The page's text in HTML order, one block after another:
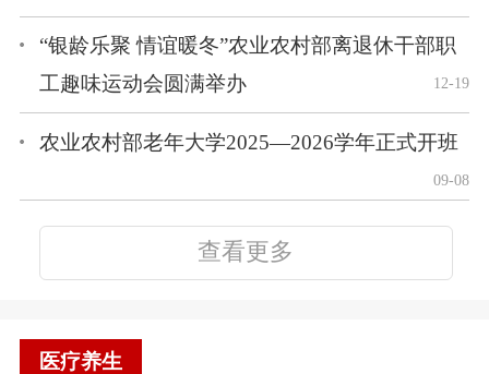
“银龄乐聚 情谊暖冬”农业农村部离退休干部职
工趣味运动会圆满举办
12-19
农业农村部老年大学2025—2026学年正式开班
09-08
查看更多
医疗养生